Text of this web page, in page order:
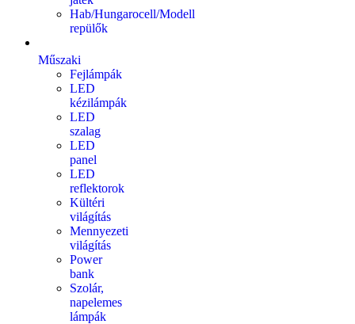
Hab/Hungarocell/Modell
repülők
Műszaki
Fejlámpák
LED
kézilámpák
LED
szalag
LED
panel
LED
reflektorok
Kültéri
világítás
Mennyezeti
világítás
Power
bank
Szolár,
napelemes
lámpák